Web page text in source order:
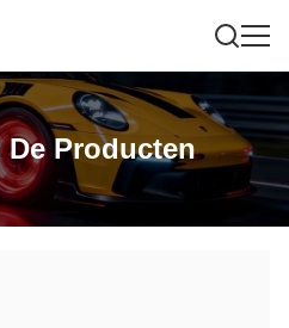
De Producten